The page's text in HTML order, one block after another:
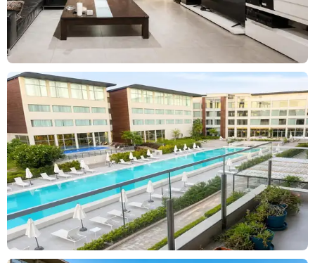
Climatización: Sistema central frío/calor.
LAS INSTALACIONES DEL BARRIO (Life & Resort):
Vivir en Greenville es acceder a un estilo de vida de 5 estrellas sin
salir de casa:
Entorno Natural: 130 hectáreas de verde con senderos, lagunas y
las mejores canchas de polo de la región.
Gastronomía y Relax: Acceso a los restaurantes de primer nivel y
al Hotel Crowne Plaza dentro del predio.
Club House & Sports: Gimnasio de última generación, piscina y
áreas deportivas.
Spa de Lujo: Servicios de bienestar, sauna y masajes disponibles
en el complejo.
Seguridad Máxima: Vigilancia las 24 hs, control de acceso
biométrico y cámaras de última tecnología en todo el perímetro.
Ubicación Estratégica: Hudson, Calle 152 n° 6300. Acceso directo
por Autopista Buenos Aires-La Plata (a solo 20' de CABA y 15' de
La Plata).